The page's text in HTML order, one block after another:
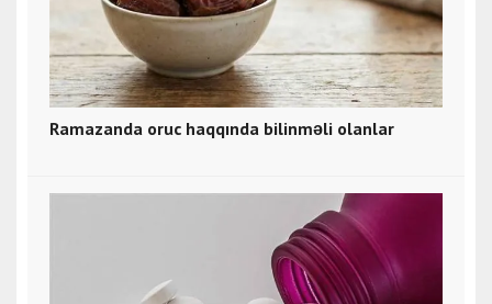
Ramazanda oruc haqqında bilinməli olanlar